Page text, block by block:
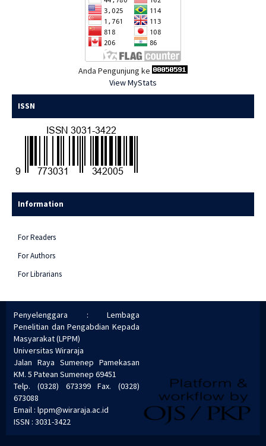
Anda Pengunjung ke
View MyStats
ISSN
Information
For Readers
For Authors
For Librarians
Penyelenggara : Lembaga
Penelitian dan Pengabdian Kepada
Masyarakat (LPPM)
Universitas Wiraraja
Jalan Raya Sumenep Pamekasan
KM. 5 Patean Sumenep 69451
Telp. (0328) 673399 Fax. (0328)
673088
Email : lppm@wiraraja.ac.id
ISSN : 3031-3422